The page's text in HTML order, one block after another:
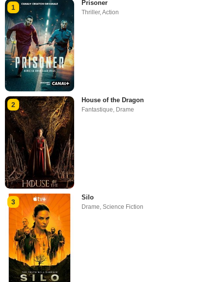
1
Prisoner
Thriller,Action
2
House of the Dragon
Fantastique, Drame
3
Silo
Drame,Science Fiction